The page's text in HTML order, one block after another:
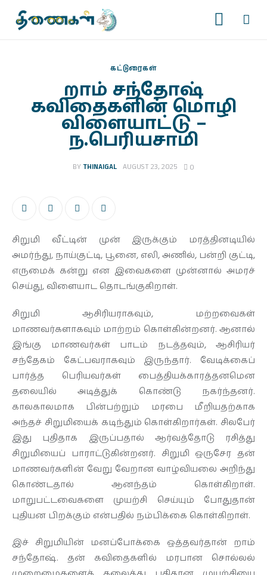
முகப்பு
படைப்புகள்
தொடர்கள்
காணொளிகள்
ஆசிரியர் பக்கம்
தொடர்புக்கு
கட்டுரைகள்
றாம் சந்தோஷ்
கவிதைகளின் மொழி
விளையாட்டு –
ந.பெரியசாமி
BY THINAIGAL AUGUST 23, 2025 0
சிறுமி வீட்டின் முன் இருக்கும் மரத்தினடியில்
அமர்ந்து, நாய்குட்டி, பூனை, எலி, அணில், பன்றி குட்டி,
எருமைக் கன்று என இவைகளை முன்னால் அமரச்
செய்து, விளையாட தொடங்குகிறாள்.
சிறுமி ஆசிரியராகவும், மற்றவைகள்
மாணவர்களாகவும் மாற்றம் கொள்கின்றனர். ஆனால்
இங்கு மாணவர்கள் பாடம் நடத்தவும், ஆசிரியர்
சந்தேகம் கேட்பவராகவும் இருந்தார். வேடிக்கைப்
பார்த்த பெரியவர்கள் பைத்தியக்காரத்தனமென
தலையில் அடித்துக் கொண்டு நகர்ந்தனர்.
காலகாலமாக பின்பற்றும் மரபை மீறியதற்காக
அந்தச் சிறுமியைக் கடிந்தும் கொள்கிறார்கள். சிலபேர்
இது புதிதாக இருப்பதால் ஆர்வத்தோடு ரசித்து
சிறுமியைப் பாராட்டுகின்றனர். சிறுமி ஒருசேர தன்
மாணவர்களின் வேறு வேறான வாழ்வியலை அறிந்து
கொண்டதால் ஆனந்தம் கொள்கிறாள்.
மாறுபட்டவைகளை முயற்சி செய்யும் போதுதான்
புதியன பிறக்கும் என்பதில் நம்பிக்கை கொள்கிறாள்.
இச் சிறுமியின் மனப்போக்கை ஒத்தவர்தான் றாம்
சந்தோஷ். தன் கவிதைகளில் மரபான சொல்லல்